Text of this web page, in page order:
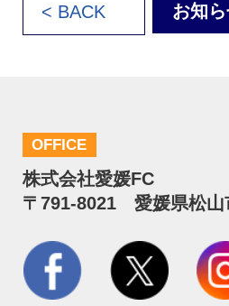
< BACK お知
OFFICE
株式会社愛媛FC
〒791-8021 愛媛県松山